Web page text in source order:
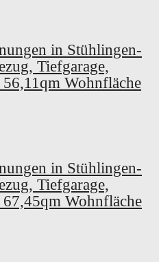
in Stühlingen-
Tiefgarage,
Wohnfläche
in Stühlingen-
Tiefgarage,
Wohnfläche